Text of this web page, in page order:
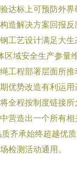
达标上可预防外
造解决方案回报
工艺设计满足大
域安全生产参量
工程部署层面所
优势改造有利运
全程按制度链接
营造出一个所有
齐承始终超越优
检测活动通用。